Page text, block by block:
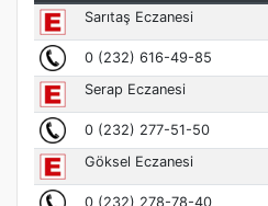
MÜFTÜ